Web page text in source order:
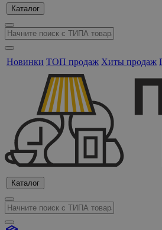
Каталог
Новинки ТОП продаж Хиты продаж
Каталог